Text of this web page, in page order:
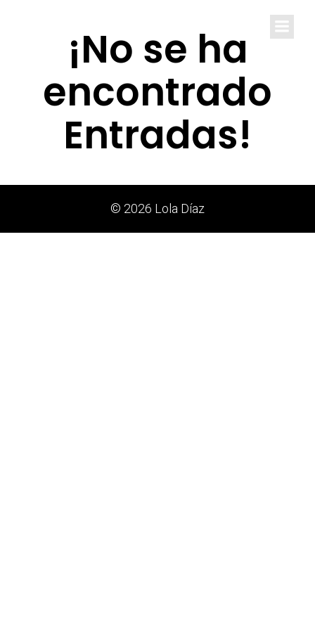
¡No se ha
encontrado
Entradas!
© 2026 Lola Díaz